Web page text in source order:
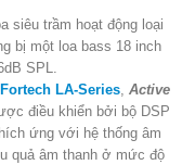
siêu trầm hoạt động loại
bị một loa bass 18 inch
SPL.
LA-Series, Active
điều khiển bởi bộ DSP
ứng với hệ thống âm
quả âm thanh ở mức độ